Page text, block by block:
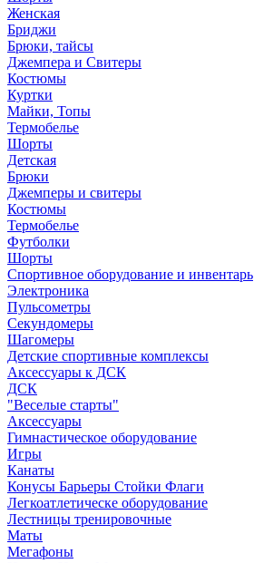
Женская
Бриджи
Брюки, тайсы
Джемпера и Свитеры
Костюмы
Куртки
Майки, Топы
Термобелье
Шорты
Детская
Брюки
Джемперы и свитеры
Костюмы
Термобелье
Футболки
Шорты
Спортивное оборудование и инвентарь
Электроника
Пульсометры
Секундомеры
Шагомеры
Детские спортивные комплексы
Аксессуары к ДСК
ДСК
"Веселые старты"
Аксессуары
Гимнастическое оборудование
Игры
Канаты
Конусы Барьеры Стойки Флаги
Легкоатлетическе оборудование
Лестницы тренировочные
Маты
Мегафоны